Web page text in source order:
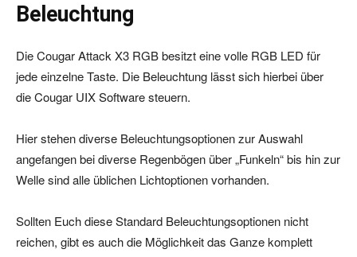
Beleuchtung
Die Cougar Attack X3 RGB besitzt eine volle RGB LED für
jede einzelne Taste. Die Beleuchtung lässt sich hierbei über
die Cougar UIX Software steuern.
Hier stehen diverse Beleuchtungsoptionen zur Auswahl
angefangen bei diverse Regenbögen über „Funkeln“ bis hin zur
Welle sind alle üblichen Lichtoptionen vorhanden.
Sollten Euch diese Standard Beleuchtungsoptionen nicht
reichen, gibt es auch die Möglichkeit das Ganze komplett